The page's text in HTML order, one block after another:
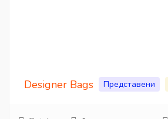
Designer Bags Представени